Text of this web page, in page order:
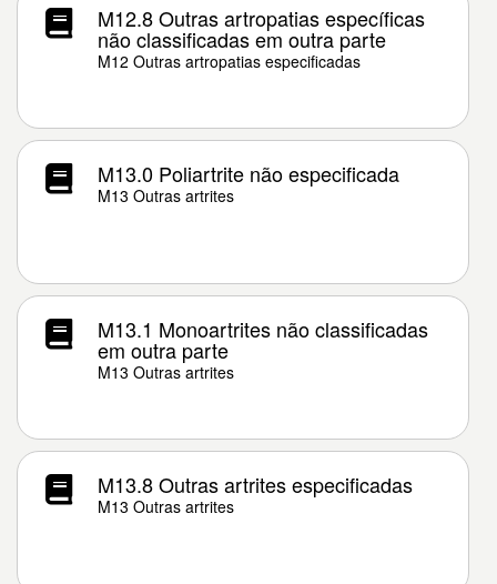
M12.8 Outras artropatias específicas
não classificadas em outra parte
M12 Outras artropatias especificadas
M13.0 Poliartrite não especificada
M13 Outras artrites
M13.1 Monoartrites não classificadas
em outra parte
M13 Outras artrites
M13.8 Outras artrites especificadas
M13 Outras artrites